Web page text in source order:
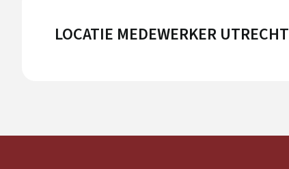
LOCATIE MEDEWERKER UTRECHT